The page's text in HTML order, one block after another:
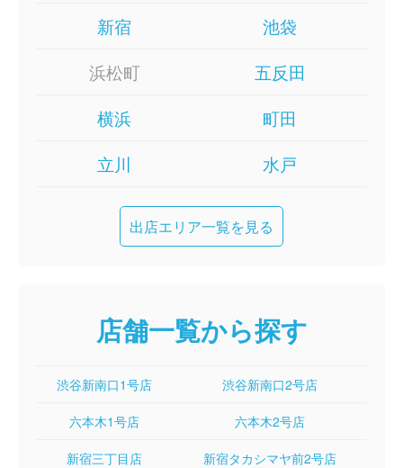
新宿
池袋
浜松町
五反田
横浜
町田
立川
水戸
出店エリア一覧を見る
店舗一覧から探す
渋谷新南口1号店 渋谷新南口2号店
六本木1号店 六本木2号店
新宿三丁目店 新宿タカシマヤ前2号店